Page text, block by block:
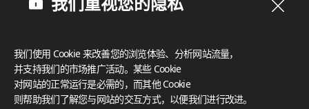
我们使用 Cookie 来改善您的浏览体验、分析网站流量，
并支持我们的市场推广活动。某些 Cookie
对网站的正常运行是必需的，而其他 Cookie
则帮助我们了解您与网站的交互方式，以便我们进行改进。